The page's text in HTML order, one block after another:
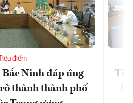
Tiêu điểm
Ninh đáp ứng
thành thành phố